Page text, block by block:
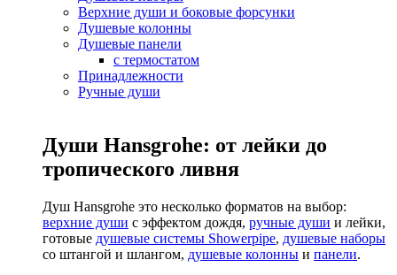
Верхние души и боковые форсунки
Душевые колонны
Душевые панели
с термостатом
Принадлежности
Ручные души
Души Hansgrohe: от лейки до
тропического ливня
Душ Hansgrohe это несколько форматов на выбор:
верхние души с эффектом дождя, ручные души и лейки,
готовые душевые системы Showerpipe, душевые наборы
со штангой и шлангом, душевые колонны и панели.